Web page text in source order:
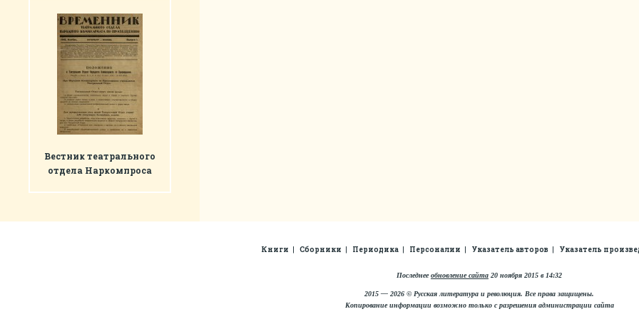
Вестник театрального
отдела Наркомпроса
Книги Сборники Периодика Персоналии Указатель авторов Указатель
Последнееобновление сайта 20 ноября 2015 в 14:32
2015 — 2026 © Русская литература и революция. Все права защищены.
Копирование информации возможно только с разрешения администрации сайта